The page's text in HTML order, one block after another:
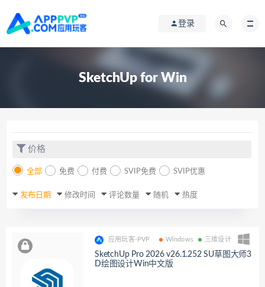
登录
SketchUp for Win
价格
全部 免费 付费 SVIP免费 SVIP优惠
发布日期 修改时间 评论数量 随机 热度
应用玩客-PVP Windows 三维设计
SketchUp Pro 2026 v26.1.252 SU草图大师3
D绘图设计Win中文版